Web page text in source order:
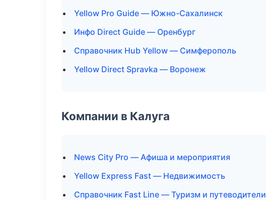
Yellow Pro Guide — Южно-Сахалинск
Инфо Direct Guide — Оренбург
Справочник Hub Yellow — Симферополь
Yellow Direct Spravka — Воронеж
Компании в Калуга
News City Pro — Афиша и мероприятия
Yellow Express Fast — Недвижимость
Справочник Fast Line — Туризм и путеводители